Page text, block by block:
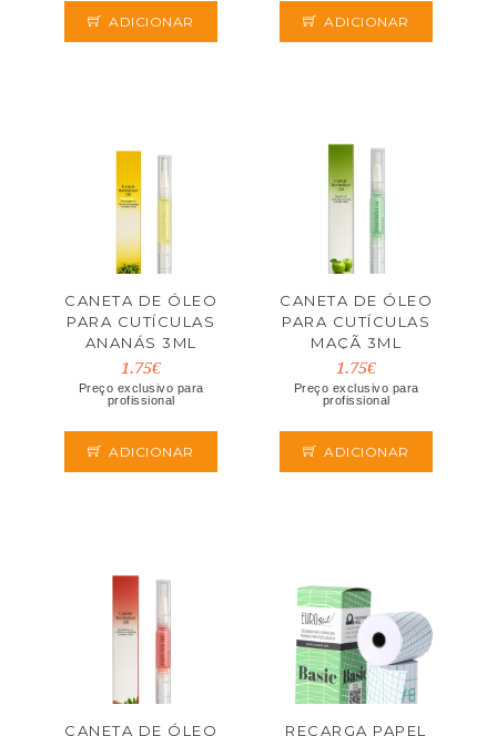
ADICIONAR ADICIONAR
CANETA DE ÓLEO
PARA CUTÍCULAS
ANANÁS 3ML
1.75€
Preço exclusivo para
profissional
ADICIONAR
CANETA DE ÓLEO
PARA CUTÍCULAS
MAÇÃ 3ML
1.75€
Preço exclusivo para
profissional
ADICIONAR
CANETA DE ÓLEO RECARGA PAPEL